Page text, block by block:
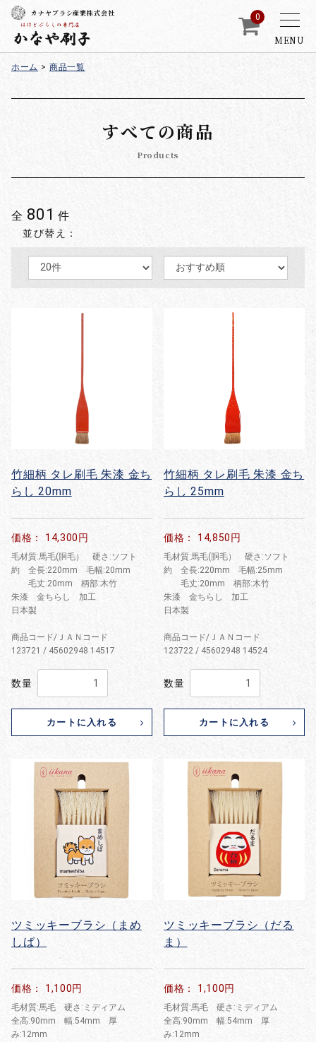
MENU
カナヤブラシ産業株式会社 0
ホーム > 商品一覧
すべての商品
Products
全 801 件
並び替え：
竹細柄 タレ刷毛 朱漆 金ち
らし 20mm
価格： 14,300円
毛材質:馬毛(胴毛） 硬さ:ソフト
約 全長:220mm 毛幅:20mm
毛丈:20mm 柄部:木竹
朱漆 金ちらし 加工
日本製
商品コード/ＪＡＮコード
123721 / 45602948 14517
数量
カートに入れる
竹細柄 タレ刷毛 朱漆 金ち
らし 25mm
価格： 14,850円
毛材質:馬毛(胴毛） 硬さ:ソフト
約 全長:220mm 毛幅:25mm
毛丈:20mm 柄部:木竹
朱漆 金ちらし 加工
日本製
商品コード/ＪＡＮコード
123722 / 45602948 14524
数量
カートに入れる
ツミッキーブラシ（まめ
しば）
価格： 1,100円
毛材質:馬毛 硬さ:ミディアム
全高:90mm 幅:54mm 厚
み:12mm
ツミッキーブラシ（だる
ま）
価格： 1,100円
毛材質:馬毛 硬さ:ミディアム
全高:90mm 幅:54mm 厚
み:12mm